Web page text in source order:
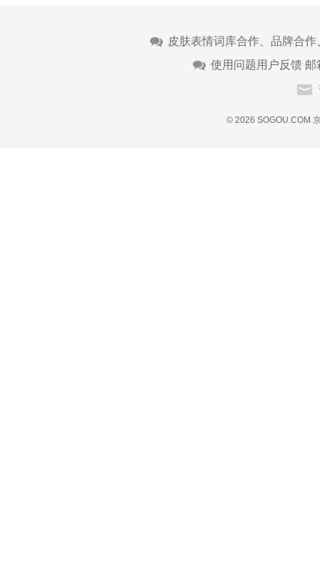
皮肤表情词库合作、品牌合
使用问题用户反馈 邮
© 2026 SOGOU.COM